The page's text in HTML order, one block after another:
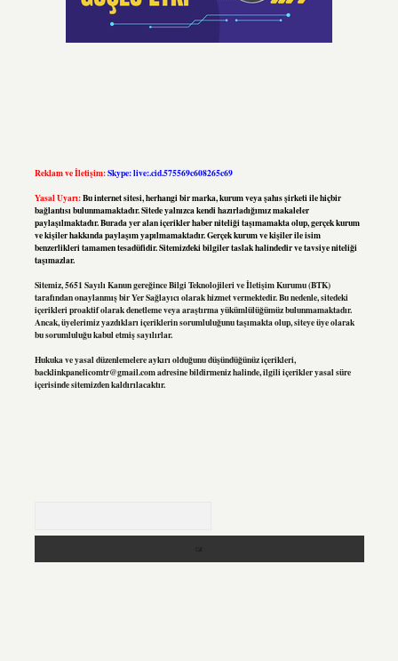
Reklam ve İletişim:Skype: live:.cid.575569c608265c69
Yasal Uyarı:Bu internet sitesi, herhangi bir marka, kurum veya şahıs şirketi ile hiçbir
bağlantısı bulunmamaktadır. Sitede yalnızca kendi hazırladığımız makaleler
paylaşılmaktadır. Burada yer alan içerikler haber niteliği taşımamakta olup, gerçek kurum
ve kişiler hakkında paylaşım yapılmamaktadır. Gerçek kurum ve kişiler ile isim
benzerlikleri tamamen tesadüfidir. Sitemizdeki bilgiler taslak halindedir ve tavsiye niteliği
taşımazlar.
Sitemiz, 5651 Sayılı Kanun gereğince Bilgi Teknolojileri ve İletişim Kurumu (BTK)
tarafından onaylanmış bir Yer Sağlayıcı olarak hizmet vermektedir. Bu nedenle, sitedeki
içerikleri proaktif olarak denetleme veya araştırma yükümlülüğümüz bulunmamaktadır.
Ancak, üyelerimiz yazdıkları içeriklerin sorumluluğunu taşımakta olup, siteye üye olarak
bu sorumluluğu kabul etmiş sayılırlar.
Hukuka ve yasal düzenlemelere aykırı olduğunu düşündüğünüz içerikleri,
backlinkpanelicomtr@gmail.comadresine bildirmeniz halinde, ilgili içerikler yasal süre
içerisinde sitemizden kaldırılacaktır.